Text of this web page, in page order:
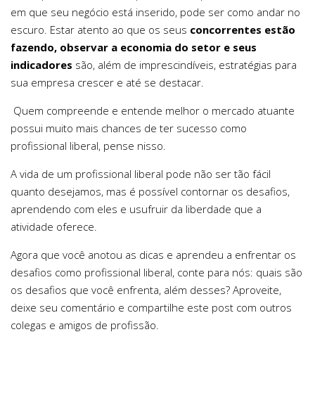
em que seu negócio está inserido, pode ser como andar no
escuro. Estar atento ao que os seus concorrentes estão
fazendo, observar a economia do setor e seus
indicadores são, além de imprescindíveis, estratégias para
sua empresa crescer e até se destacar.
Quem compreende e entende melhor o mercado atuante
possui muito mais chances de ter sucesso como
profissional liberal, pense nisso.
A vida de um profissional liberal pode não ser tão fácil
quanto desejamos, mas é possível contornar os desafios,
aprendendo com eles e usufruir da liberdade que a
atividade oferece.
Agora que você anotou as dicas e aprendeu a enfrentar os
desafios como profissional liberal, conte para nós: quais são
os desafios que você enfrenta, além desses? Aproveite,
deixe seu comentário e compartilhe este post com outros
colegas e amigos de profissão.